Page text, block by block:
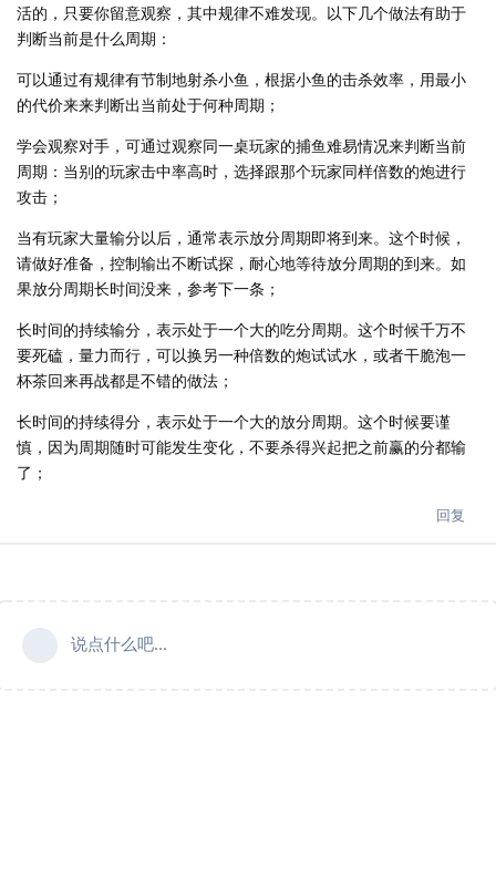
活的，只要你留意观察，其中规律不难发现。以下几个做法有助于
判断当前是什么周期：
可以通过有规律有节制地射杀小鱼，根据小鱼的击杀效率，用最小
的代价来来判断出当前处于何种周期；
学会观察对手，可通过观察同一桌玩家的捕鱼难易情况来判断当前
周期：当别的玩家击中率高时，选择跟那个玩家同样倍数的炮进行
攻击；
当有玩家大量输分以后，通常表示放分周期即将到来。这个时候，
请做好准备，控制输出不断试探，耐心地等待放分周期的到来。如
果放分周期长时间没来，参考下一条；
长时间的持续输分，表示处于一个大的吃分周期。这个时候千万不
要死磕，量力而行，可以换另一种倍数的炮试试水，或者干脆泡一
杯茶回来再战都是不错的做法；
长时间的持续得分，表示处于一个大的放分周期。这个时候要谨
慎，因为周期随时可能发生变化，不要杀得兴起把之前赢的分都输
了；
回复
说点什么吧...